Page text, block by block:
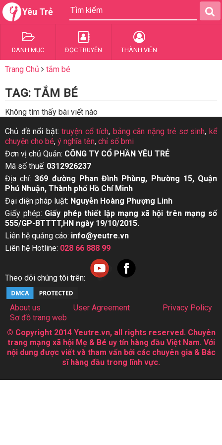
Yêu Trẻ
DANH MỤC ĐỌC TRUYỆN THÀNH VIÊN
Trang Chủ tắm bé
TAG: TẮM BÉ
Không tìm thấy bài viết nào
Chủ đề nổi bật:truyện cổ tích, bảng cân nặng trẻ sơ sinh,kể
chuyện cho bé, ý nghĩa tên, chỉ số bmi
Đơn vị chủ Quản: CÔNG TY CỔ PHẦN YÊU TRẺ
Mã số thuế: 0312926237
Địa chỉ:369 đường Phan Đình Phùng, Phường 15, Quận
Phú Nhuận, Thành phố Hồ Chí Minh
Đại diện pháp luật: Nguyễn Hoàng Phượng Linh
Giấy phép: Giấy phép thiết lập mạng xã hội trên mạng số
555/GP-BTTTT,HN ngày 19/10/2015.
Liên hệ quảng cáo: info@yeutre.vn
Liên hệ Hotline: 028 66 888 99
Theo dõi chúng tôi trên:
About us User Agreement
Privacy Policy
Sơ đồ trang web
© Copyright 2014 Yeutre.vn, all rights reserved. Chuyên
trang mạng xã hội Mẹ & Bé uy tín hàng đầu Việt Nam. Với
nội dung được viết và tham vấn bởi các chuyên gia & Bác
sĩ hàng đầu trong lĩnh vực.